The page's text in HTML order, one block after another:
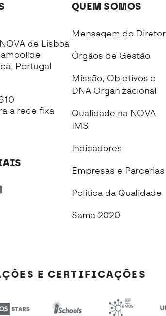
de Lisboa
Portugal
a rede fixa
QUEM SOMOS
Mensagem do Diretor
Órgãos de Gestão
Missão, Objetivos e
DNA Organizacional
Qualidade na NOVA
IMS
Indicadores
Empresas e Parcerias
Política da Qualidade
Sama 2020
E CERTIFICAÇÕES